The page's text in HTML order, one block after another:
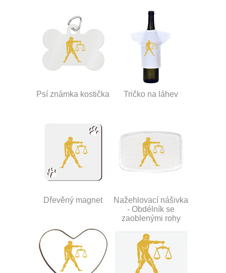
Psí známka kostička Tričko na láhev
Dřevěný magnet
Nažehlovací nášivka
- Obdélník se
zaoblenými rohy